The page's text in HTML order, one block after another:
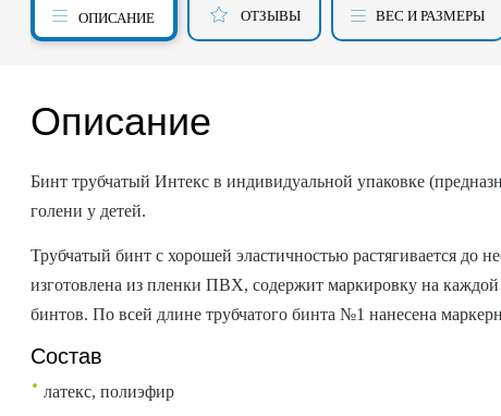
ОПИСАНИЕ ОТЗЫВЫ ВЕС И РАЗМЕРЫ
Описание
Бинт трубчатый Интекс в индивидуальной упаковке
голени у детей.
Трубчатый бинт с хорошей эластичностью растягивается до
изготовлена из пленки ПВХ, содержит маркировку на
бинтов. По всей длине трубчатого бинта №1 нанесена
Состав
латекс, полиэфир